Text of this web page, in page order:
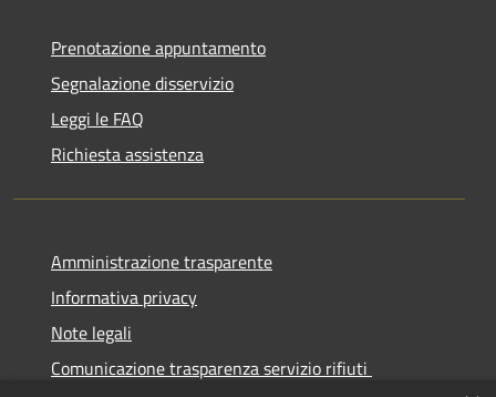
Prenotazione appuntamento
Segnalazione disservizio
Leggi le FAQ
Richiesta assistenza
Amministrazione trasparente
Informativa privacy
Note legali
Comunicazione trasparenza servizio rifiuti